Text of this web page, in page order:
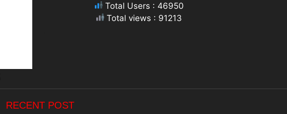
Total Users : 46950
Total views : 91213
RECENT POST